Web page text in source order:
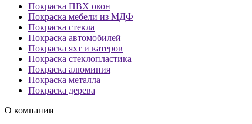
Покраска ПВХ окон
Покраска мебели из МДФ
Покраска стекла
Покраска автомобилей
Покраска яхт и катеров
Покраска стеклопластика
Покраска алюминия
Покраска металла
Покраска дерева
О компании